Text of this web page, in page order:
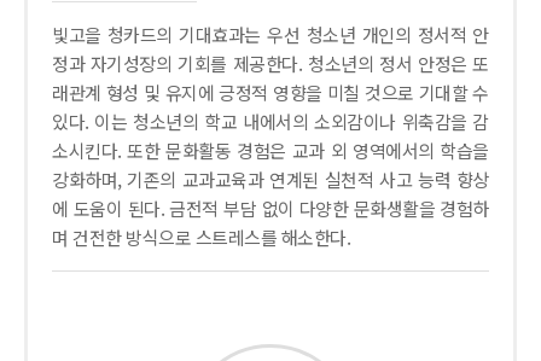
빛고을 청카드의 기대효과는 우선 청소년 개인의 정서적 안
정과 자기성장의 기회를 제공한다. 청소년의 정서 안정은 또
래관계 형성 및 유지에 긍정적 영향을 미칠 것으로 기대할 수
있다. 이는 청소년의 학교 내에서의 소외감이나 위축감을 감
소시킨다. 또한 문화활동 경험은 교과 외 영역에서의 학습을
강화하며, 기존의 교과교육과 연계된 실천적 사고 능력 향상
에 도움이 된다. 금전적 부담 없이 다양한 문화생활을 경험하
며 건전한 방식으로 스트레스를 해소한다.